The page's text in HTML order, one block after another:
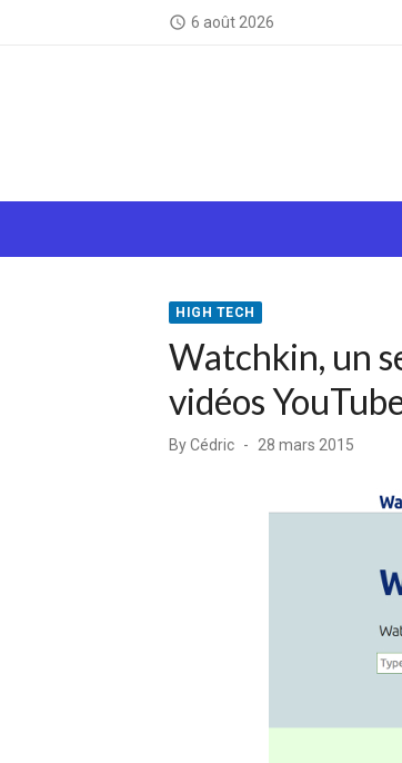
access_time 6 août 2026
HIGH TECH
Watchkin, un
vidéos
ByCédric
Posted
28 mars 2015